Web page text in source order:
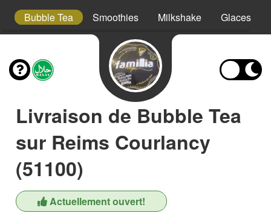
Bubble Tea Smoothies Milkshake Glaces
Livraison de Bubble Tea
sur Reims Courlancy
(51100)
Actuellement ouvert!